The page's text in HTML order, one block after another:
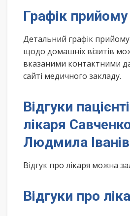
Графік прийому
Детальний графік
щодо домашніх візитів
вказаними контактними
сайті медичного закладу.
Відгуки
лікаря
Людмила
Відгук про лікаря можна
Відгуки про